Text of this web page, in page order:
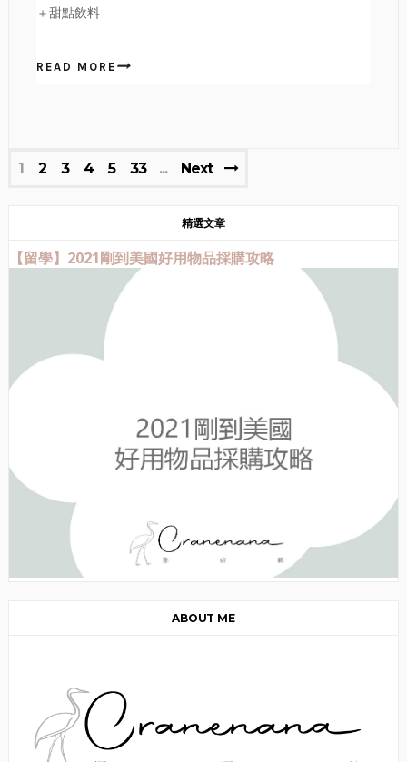
＋甜點飲料
READ MORE
1 2 3 4 5 33 Next
精選文章
【留學】2021剛到美國好用物品採購攻略
ABOUT ME